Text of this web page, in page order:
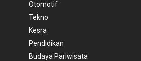
Otomotif
Tekno
Kesra
Pendidikan
Budaya Pariwisata